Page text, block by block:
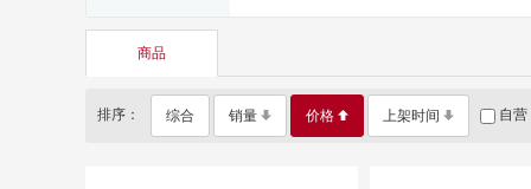
商品
排序： 综合 销量 价格 上架时间 自营